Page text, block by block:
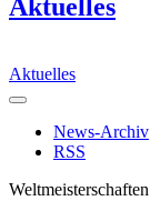
Aktuelles
Aktuelles
News-Archiv
RSS
Weltmeisterschaften